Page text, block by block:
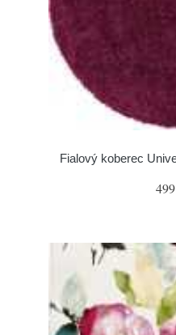
Fialový koberec